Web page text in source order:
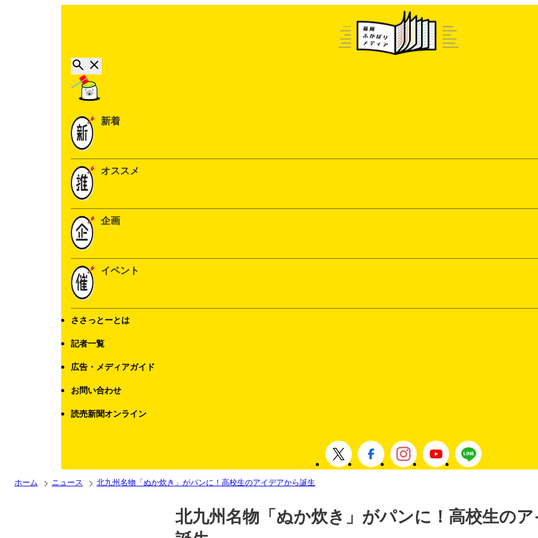
新着
オススメ
企画
イベント
ささっとーとは
記者一覧
広告・メディアガイド
お問い合わせ
読売新聞オンライン
ホーム ニュース 北九州名物「ぬか炊き」がパンに！高校生のアイデアから誕生
北九州名物「ぬか炊き」がパンに！高校生の